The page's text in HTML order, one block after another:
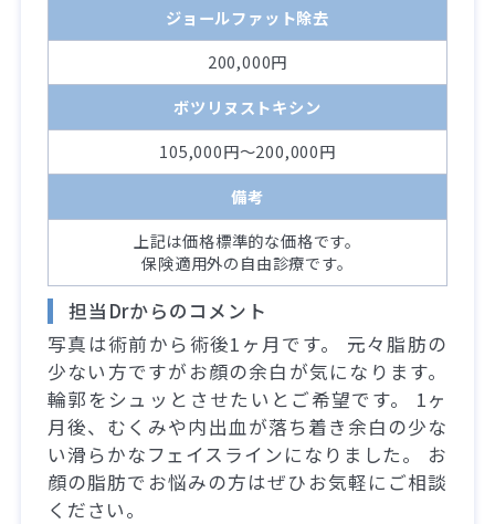
ジョールファット除去
200,000円
ボツリヌストキシン
105,000円～200,000円
備考
上記は価格標準的な価格です。
保険適用外の自由診療です。
担当Drからのコメント
写真は術前から術後1ヶ月です。 元々脂肪の
少ない方ですがお顔の余白が気になります。
輪郭をシュッとさせたいとご希望です。 1ヶ
月後、むくみや内出血が落ち着き余白の少な
い滑らかなフェイスラインになりました。 お
顔の脂肪でお悩みの方はぜひお気軽にご相談
ください。